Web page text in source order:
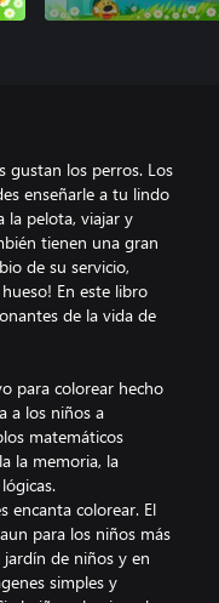
gustan los perros. Los
enseñarle a tu lindo
la pelota, viajar y
tienen una gran
de su servicio,
En este libro
de la vida de
para colorear hecho
a los niños a
matemáticos
la memoria, la
encanta colorear. El
para los niños más
de niños y en
simples y